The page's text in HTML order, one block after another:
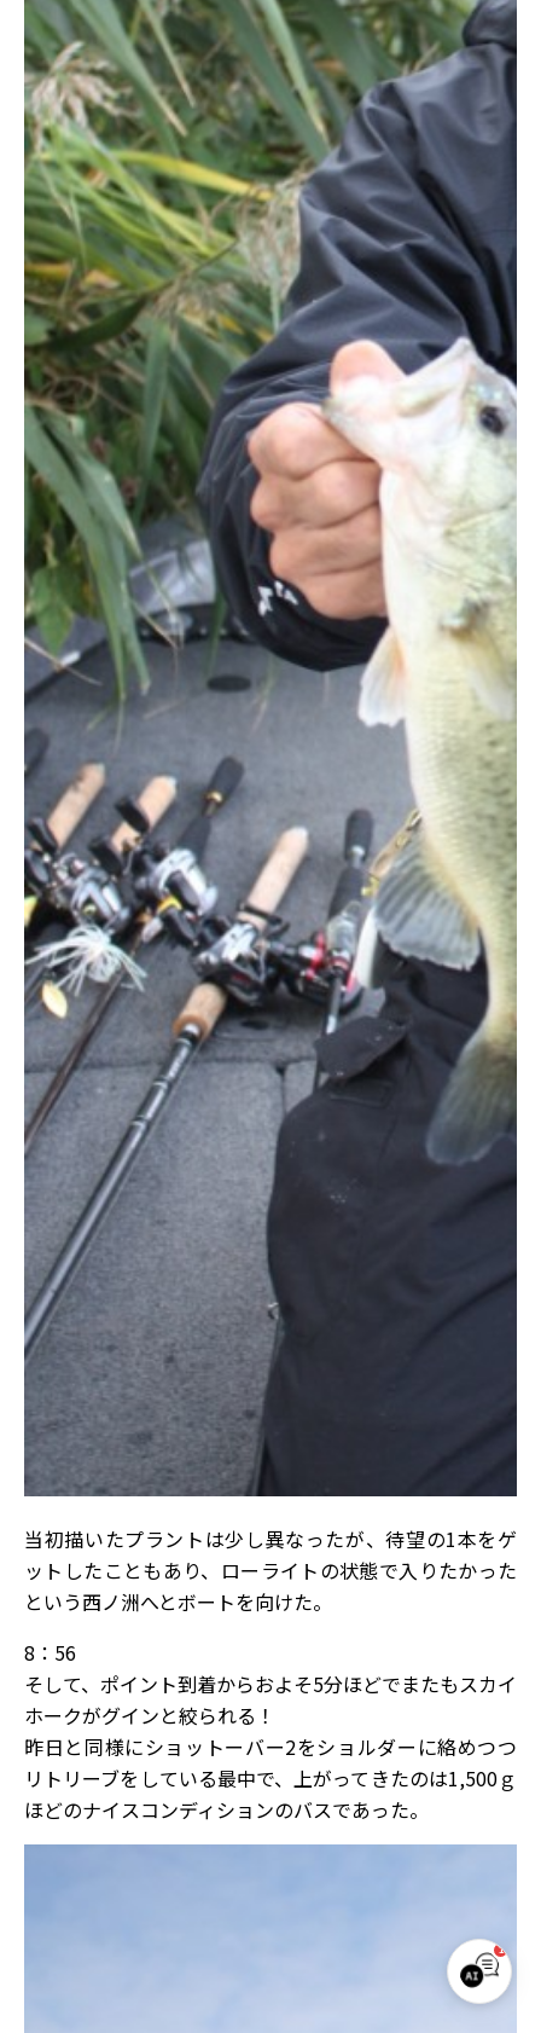
当初描いたプラントは少し異なったが、待望の1本をゲ
ットしたこともあり、ローライトの状態で入りたかった
という西ノ洲へとボートを向けた。
8：56
そして、ポイント到着からおよそ5分ほどでまたもスカイ
ホークがグインと絞られる！
昨日と同様にショットーバー2をショルダーに絡めつつ
リトリーブをしている最中で、上がってきたのは1,500ｇ
ほどのナイスコンディションのバスであった。
1